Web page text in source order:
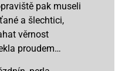
pak museli
a šlechtici,
věrnost
proudem…